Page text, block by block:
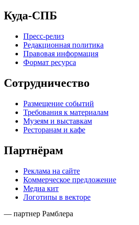
Куда-СПБ
Пресс-релиз
Редакционная политика
Правовая информация
Формат ресурса
Сотрудничество
Размещение событий
Требования к материалам
Музеям и выставкам
Ресторанам и кафе
Партнёрам
Реклама на сайте
Коммерческое предложение
Медиа кит
Логотипы в векторе
— партнер Рамблера